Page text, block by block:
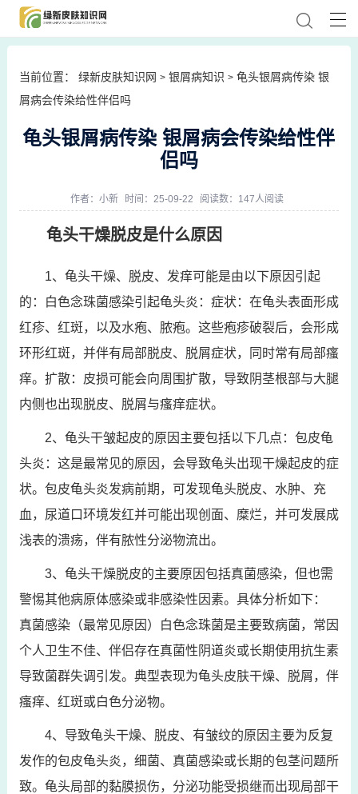
当前位置： 绿新皮肤知识网 > 银屑病知识 > 龟头银屑病传染 银
屑病会传染给性伴侣吗
龟头银屑病传染 银屑病会传染给性伴
侣吗
作者： 小新 时间：25-09-22 阅读数：147人阅读
龟头干燥脱皮是什么原因
1、龟头干燥、脱皮、发痒可能是由以下原因引起
的：白色念珠菌感染引起龟头炎：症状：在龟头表面形成
红疹、红斑，以及水疱、脓疱。这些疱疹破裂后，会形成
环形红斑，并伴有局部脱皮、脱屑症状，同时常有局部瘙
痒。扩散：皮损可能会向周围扩散，导致阴茎根部与大腿
内侧也出现脱皮、脱屑与瘙痒症状。
2、龟头干皱起皮的原因主要包括以下几点：包皮龟
头炎：这是最常见的原因，会导致龟头出现干燥起皮的症
状。包皮龟头炎发病前期，可发现龟头脱皮、水肿、充
血，尿道口环境发红并可能出现创面、糜烂，并可发展成
浅表的溃疡，伴有脓性分泌物流出。
3、龟头干燥脱皮的主要原因包括真菌感染，但也需
警惕其他病原体感染或非感染性因素。具体分析如下：
真菌感染（最常见原因）白色念珠菌是主要致病菌，常因
个人卫生不佳、伴侣存在真菌性阴道炎或长期使用抗生素
导致菌群失调引发。典型表现为龟头皮肤干燥、脱屑，伴
瘙痒、红斑或白色分泌物。
4、导致龟头干燥、脱皮、有皱纹的原因主要为反复
发作的包皮龟头炎，细菌、真菌感染或长期的包茎问题所
致。龟头局部的黏膜损伤，分泌功能受损继而出现局部干